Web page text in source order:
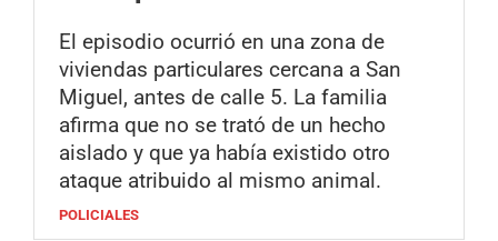
El episodio ocurrió en una zona de
viviendas particulares cercana a San
Miguel, antes de calle 5. La familia
afirma que no se trató de un hecho
aislado y que ya había existido otro
ataque atribuido al mismo animal.
POLICIALES